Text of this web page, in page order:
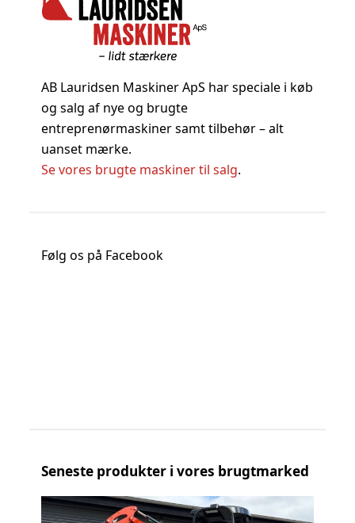
AB Lauridsen Maskiner ApS har speciale i køb
og salg af nye og brugte
entreprenørmaskiner samt tilbehør – alt
uanset mærke.
Se vores brugte maskiner til salg.
Følg os på Facebook
Seneste produkter i vores brugtmarked